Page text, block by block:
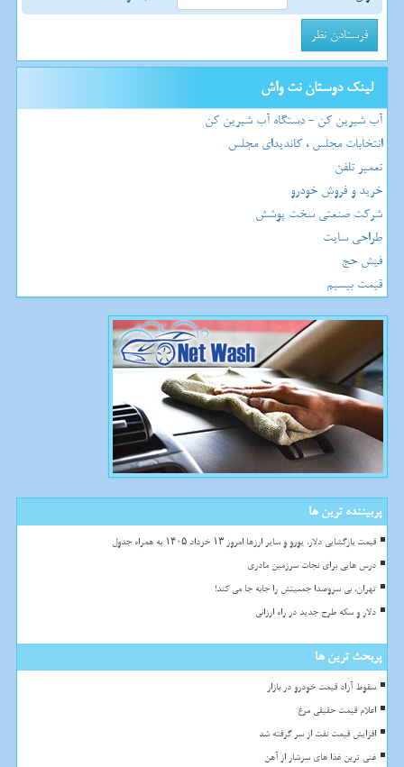
لینک دوستان نت واش
آب شیرین کن - دستگاه آب شیرین کن
انتخابات مجلس ، کاندیدای مجلس
تعمیر تلفن
خرید و فروش خودرو
شرکت صنعتی سخت پوشش
طراحی سایت
فیش حج
قیمت بیسیم
پربیننده ترین ها
قیمت بازگشایی دلار، یورو و سایر ارزها امروز ۱۳ خرداد ۱۴۰۵ به همراه جدول
درس هایی برای نجات سرزمین مادری
تهران، بی سروصدا جمعیتش را جابه جا می کند!
دلار و سکه طرح جدید در راه ارزانی
پربحث ترین ها
سقوط آزاد قیمت خودرو در بازار
اعلام قیمت حقیقی مرغ
افزایش قیمت نفت از سر گرفته شد
غنی ترین غذا های سرشار از آهن